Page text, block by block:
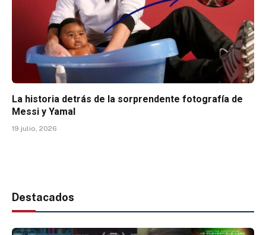
La historia detrás de la sorprendente fotografía de
Messi y Yamal
19 julio, 2026
Destacados